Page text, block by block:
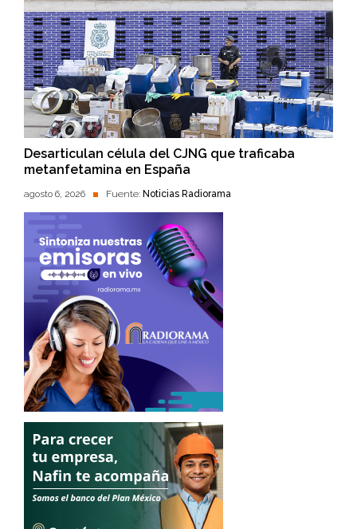
Desarticulan célula del CJNG que traficaba
metanfetamina en España
agosto 6, 2026 Fuente: Noticias Radiorama